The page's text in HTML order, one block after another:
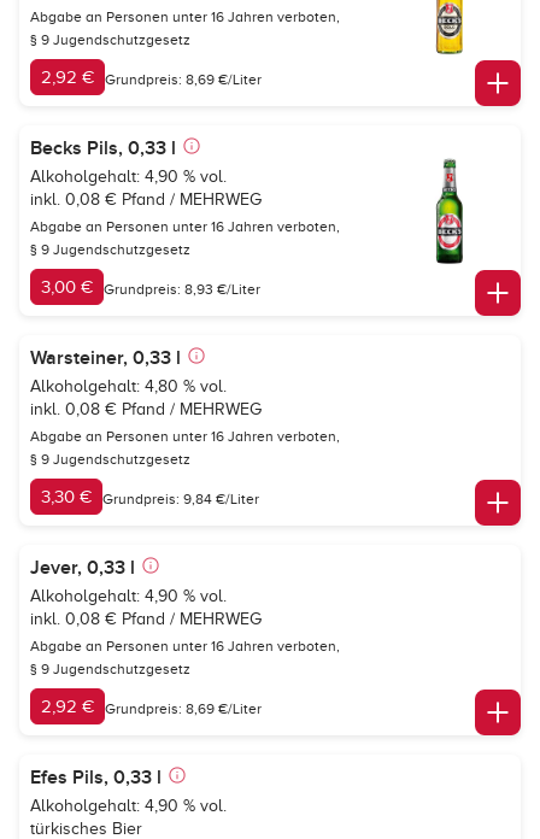
Abgabe an Personen unter 16 Jahren verboten,
§ 9 Jugendschutzgesetz
2,92 € Grundpreis: 8,69 €/Liter
Becks Pils, 0,33 l
Alkoholgehalt: 4,90 % vol.
inkl. 0,08 € Pfand / MEHRWEG
Abgabe an Personen unter 16 Jahren verboten,
§ 9 Jugendschutzgesetz
3,00 € Grundpreis: 8,93 €/Liter
Warsteiner, 0,33 l
Alkoholgehalt: 4,80 % vol.
inkl. 0,08 € Pfand / MEHRWEG
Abgabe an Personen unter 16 Jahren verboten,
§ 9 Jugendschutzgesetz
3,30 € Grundpreis: 9,84 €/Liter
Jever, 0,33 l
Alkoholgehalt: 4,90 % vol.
inkl. 0,08 € Pfand / MEHRWEG
Abgabe an Personen unter 16 Jahren verboten,
§ 9 Jugendschutzgesetz
2,92 € Grundpreis: 8,69 €/Liter
Efes Pils, 0,33 l
Alkoholgehalt: 4,90 % vol.
türkisches Bier